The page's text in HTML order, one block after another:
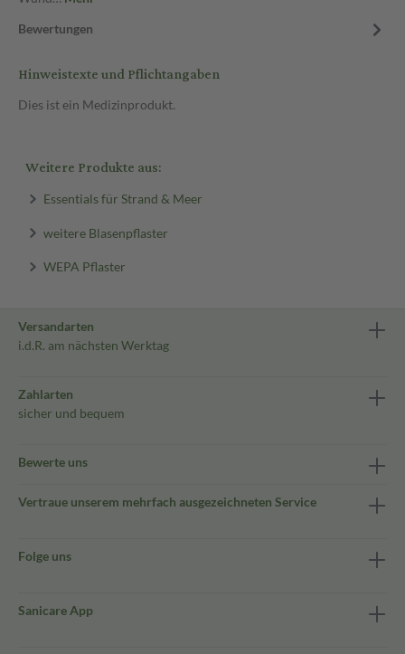
Bewertungen
Hinweistexte und Pflichtangaben
Dies ist ein Medizinprodukt.
Weitere Produkte aus:
Essentials für Strand & Meer
weitere Blasenpflaster
WEPA Pflaster
Versandarten
i.d.R. am nächsten Werktag
Zahlarten
sicher und bequem
Bewerte uns
Vertraue unserem mehrfach ausgezeichneten Service
Folge uns
Sanicare App